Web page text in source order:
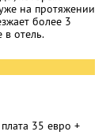
на протяжении
более 3
в отель.
35 евро +